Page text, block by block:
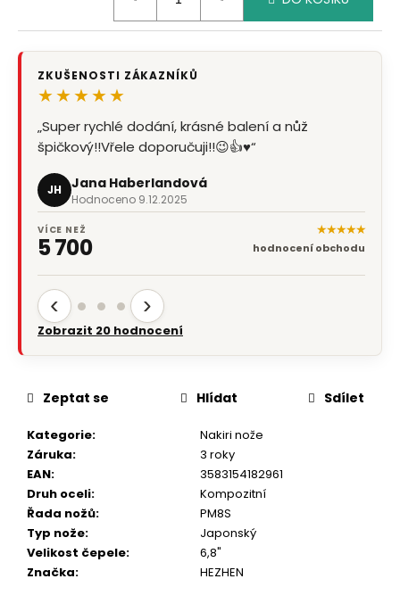
ZKUŠENOSTI ZÁKAZNÍKŮ
★★★★★
„Super rychlé dodání, krásné balení a nůž
špičkový!!Vřele doporučuji!!😉👍♥️“
JH Jana Haberlandová
Hodnoceno 9.12.2025
VÍCE NEŽ
5 700
★★★★★
hodnocení obchodu
‹ ›
Zobrazit 20 hodnocení
Kategorie:
Nakiri nože
Záruka:
3 roky
EAN:
3583154182961
Druh oceli:
Kompozitní
Řada nožů:
PM8S
Typ nože:
Japonský
Velikost čepele:
6,8"
Značka: HEZHEN
Zeptat se Hlídat Sdílet